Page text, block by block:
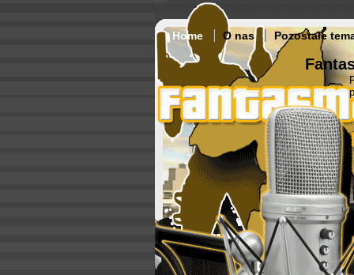
Home O nas Pozostałe